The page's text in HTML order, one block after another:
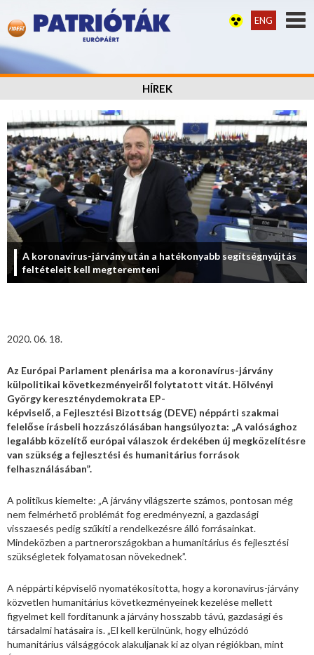
ENG
HÍREK
A koronavírus-járvány után a hatékonyabb segítségnyújtás
feltételeit kell megteremteni
2020. 06. 18.
Az Európai Parlament plenárisa ma a koronavírus-járvány
külpolitikai következményeiről folytatott vitát. Hölvényi
György kereszténydemokrata EP-
képviselő, a Fejlesztési Bizottság (DEVE) néppárti szakmai
felelőse írásbeli hozzászólásában hangsúlyozta: „A valósághoz
legalább közelítő európai válaszok érdekében új megközelítésre
van szükség a fejlesztési és humanitárius források
felhasználásában”.
A politikus kiemelte: „A járvány világszerte számos, pontosan még
nem felmérhető problémát fog eredményezni, a gazdasági
visszaesés pedig szűkíti a rendelkezésre álló forrásainkat.
Mindeközben a partnerországokban a humanitárius és fejlesztési
szükségletek folyamatosan növekednek”.
A néppárti képviselő nyomatékosította, hogy a koronavírus-járvány
közvetlen humanitárius következményeinek kezelése mellett
figyelmet kell fordítanunk a járvány hosszabb távú, gazdasági és
társadalmi hatásaira is. „El kell kerülnünk, hogy elhúzódó
humanitárius válsággócok alakuljanak ki az olyan régiókban, mint